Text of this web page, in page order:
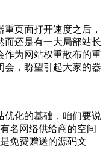
页面打开速度之后，
而还是有一大局部站长
作为网站权重散布的重
会，盼望引起大家的器
优化的基础，咱们要说
名网络供给商的空间
免费赠送的源码文